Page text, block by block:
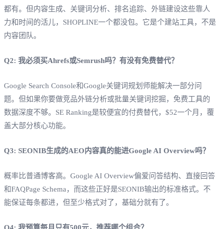
都有。但内容生成、关键词分析、排名追踪、外链建设这些靠人
力和时间的活儿，SHOPLINE一个都没包。它是个建站工具，不是
内容团队。
Q2: 我必须买Ahrefs或Semrush吗？有没有免费替代？
Google Search Console和Google关键词规划师能解决一部分问
题。但如果你要做竞品外链分析或批量关键词挖掘，免费工具的
数据深度不够。SE Ranking是较便宜的付费替代，$52一个月，覆
盖大部分核心功能。
Q3: SEONIB生成的AEO内容真的能进Google AI Overview吗？
概率比普通博客高。Google AI Overview偏爱问答结构、直接回答
和FAQPage Schema，而这些正好是SEONIB输出的标准格式。不
能保证每条都进，但至少格式对了，基础分就有了。